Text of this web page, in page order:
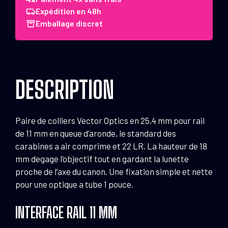
Montage
Colliers
Rail
mm
Expédition en 48h
Emballage discret
DESCRIPTION
Paire de colliers Vector Optics en 25,4 mm pour rail
de 11 mm en queue d’aronde, le standard des
carabines a air comprime et 22 LR. La hauteur de 18
mm degage l’objectif tout en gardant la lunette
proche de l’axe du canon. Une fixation simple et nette
pour une optique a tube 1 pouce.
INTERFACE RAIL 11 MM